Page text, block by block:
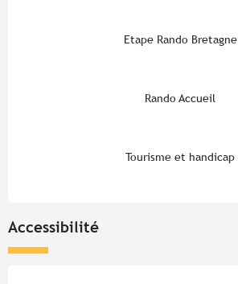
Etape Rando Bretagne
Rando Accueil
Tourisme et handicap
Accessibilité